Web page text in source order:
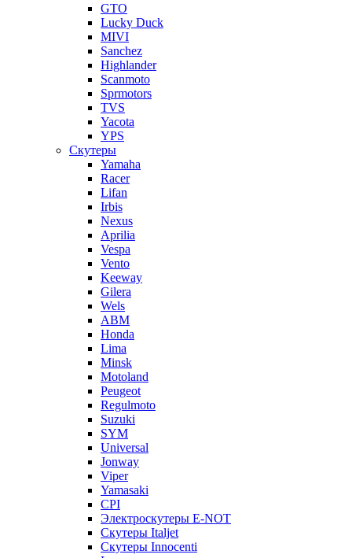
GTO
Lucky Duck
MIVI
Sanchez
Highlander
Scanmoto
Sprmotors
TVS
Yacota
YPS
Скутеры
Yamaha
Racer
Lifan
Irbis
Nexus
Aprilia
Vespa
Vento
Keeway
Gilera
Wels
ABM
Honda
Lima
Minsk
Motoland
Peugeot
Regulmoto
Suzuki
SYM
Universal
Jonway
Viper
Yamasaki
CPI
Электроскутеры E-NOT
Скутеры Italjet
Скутеры Innocenti